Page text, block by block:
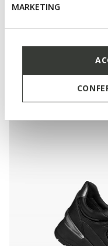
MARKETING
You may